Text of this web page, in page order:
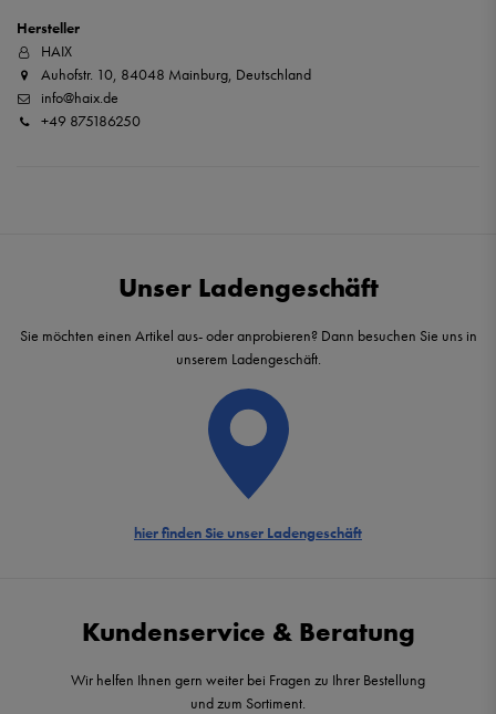
Hersteller
HAIX
Auhofstr. 10, 84048 Mainburg, Deutschland
info@haix.de
+49 875186250
Unser Ladengeschäft
Sie möchten einen Artikel aus- oder anprobieren? Dann besuchen Sie uns in
unserem Ladengeschäft.
hier finden Sie unser Ladengeschäft
Kundenservice & Beratung
Wir helfen Ihnen gern weiter bei Fragen zu Ihrer Bestellung
und zum Sortiment.